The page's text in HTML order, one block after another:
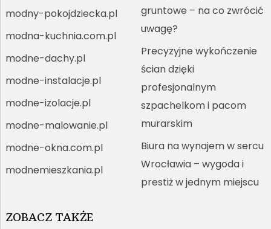
modny-pokojdziecka.pl
modna-kuchnia.com.pl
modne-dachy.pl
modne-instalacje.pl
modne-izolacje.pl
modne-malowanie.pl
modne-okna.com.pl
modnemieszkania.pl
gruntowe – na co zwrócić
uwagę?
Precyzyjne wykończenie
ścian dzięki
profesjonalnym
szpachelkom i pacom
murarskim
Biura na wynajem w sercu
Wrocławia – wygoda i
prestiż w jednym miejscu
ZOBACZ TAKŻE